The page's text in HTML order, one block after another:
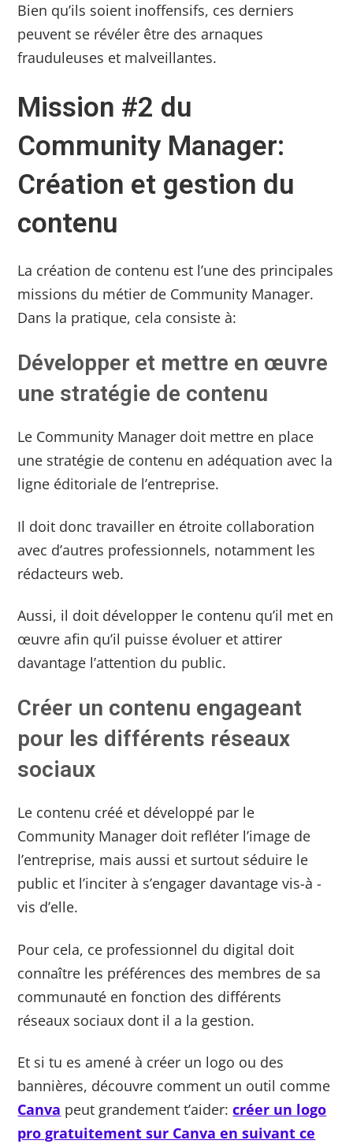
Bien qu’ils soient inoffensifs, ces derniers
peuvent se révéler être des arnaques
frauduleuses et malveillantes.
Mission #2 du
Community Manager:
Création et gestion du
contenu
La création de contenu est l’une des principales
missions du métier de Community Manager.
Dans la pratique, cela consiste à:
Développer et mettre en œuvre
une stratégie de contenu
Le Community Manager doit mettre en place
une stratégie de contenu en adéquation avec la
ligne éditoriale de l’entreprise.
Il doit donc travailler en étroite collaboration
avec d’autres professionnels, notamment les
rédacteurs web.
Aussi, il doit développer le contenu qu’il met en
œuvre afin qu’il puisse évoluer et attirer
davantage l’attention du public.
Créer un contenu engageant
pour les différents réseaux
sociaux
Le contenu créé et développé par le
Community Manager doit refléter l’image de
l’entreprise, mais aussi et surtout séduire le
public et l’inciter à s’engager davantage vis-à -
vis d’elle.
Pour cela, ce professionnel du digital doit
connaître les préférences des membres de sa
communauté en fonction des différents
réseaux sociaux dont il a la gestion.
Et si tu es amené à créer un logo ou des
bannières, découvre comment un outil comme
Canva peut grandement t’aider:créer un logo
pro gratuitement sur Canva en suivant ce